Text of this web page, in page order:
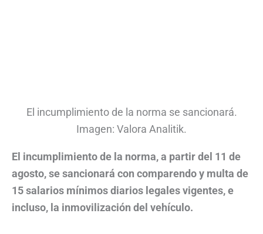
El incumplimiento de la norma se sancionará.
Imagen: Valora Analitik.
El incumplimiento de la norma, a partir del 11 de
agosto, se sancionará con comparendo y multa de
15 salarios mínimos diarios legales vigentes, e
incluso, la inmovilización del vehículo.